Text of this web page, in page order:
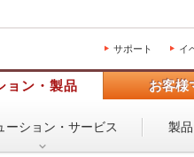
サポート イ
ョン・製品 お客様
ーション・ サービス 製